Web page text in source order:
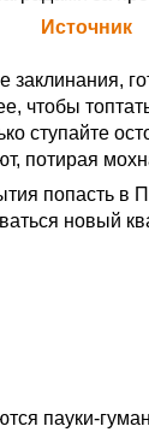
Источник
чтобы
ступайте
потирая
попасть в
новый
пауки-